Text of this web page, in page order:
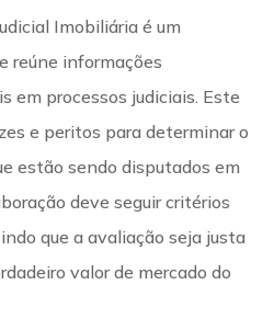
Imobiliária é um
reúne informações
em processos judiciais. Este
e peritos para determinar o
estão sendo disputados em
deve seguir critérios
que a avaliação seja justa
valor de mercado do